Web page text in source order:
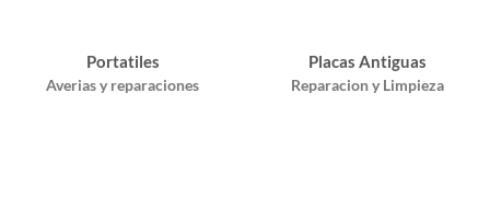
Portatiles
Averias y reparaciones
Placas Antiguas
Reparacion y Limpieza